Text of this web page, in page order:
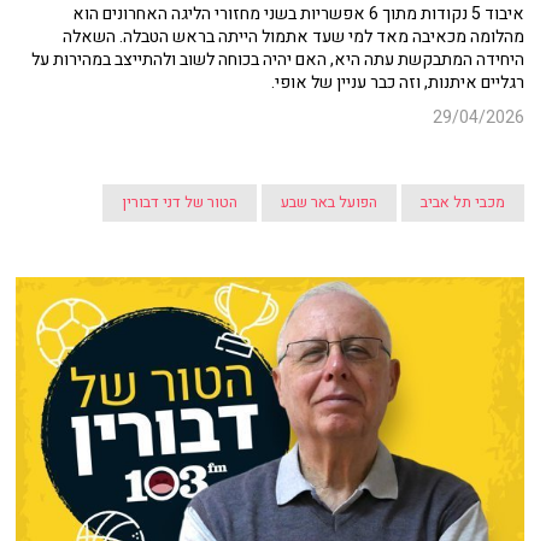
איבוד 5 נקודות מתוך 6 אפשריות בשני מחזורי הליגה האחרונים הוא
מהלומה מכאיבה מאד למי שעד אתמול הייתה בראש הטבלה. השאלה
היחידה המתבקשת עתה היא, האם יהיה בכוחה לשוב ולהתייצב במהירות על
רגליים איתנות, וזה כבר עניין של אופי.
29/04/2026
מכבי תל אביב הפועל באר שבע הטור של דני דבורין